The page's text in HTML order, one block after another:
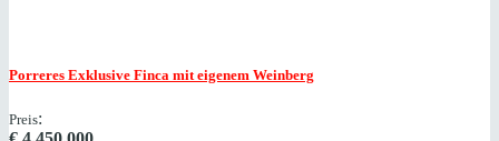
Porreres Exklusive Finca mit eigenem Weinberg
Preis: